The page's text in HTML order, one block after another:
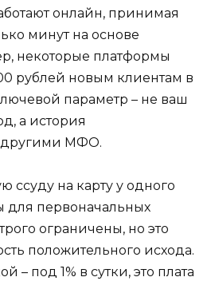
онлайн, принимая
минут на основе
некоторые платформы
рублей новым клиентам в
параметр – не ваш
а история
другими МФО.
ссуду на карту у одного
для первоначальных
ограничены, но это
положительного исхода.
– под 1% в сутки, это плата